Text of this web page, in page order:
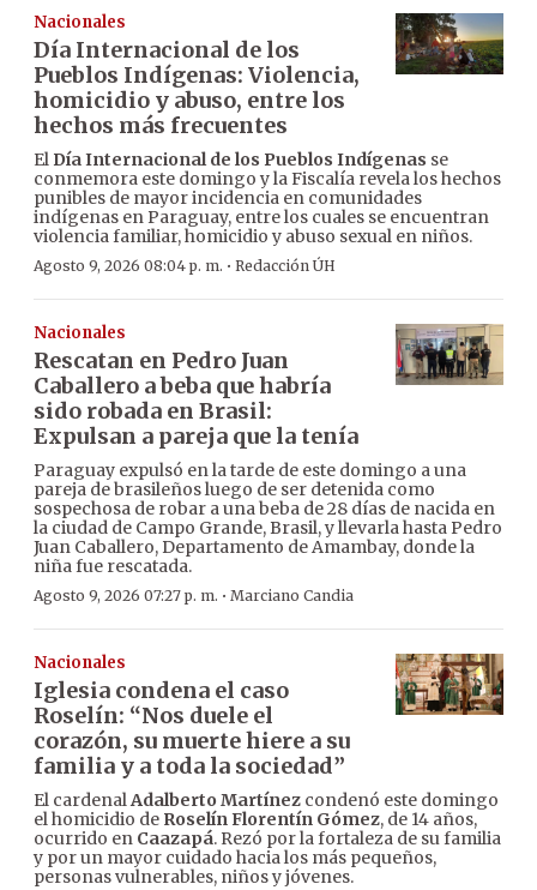
Nacionales
Día Internacional de los
Pueblos Indígenas: Violencia,
homicidio y abuso, entre los
hechos más frecuentes
El Día Internacional de los Pueblos Indígenas se
conmemora este domingo y la Fiscalía revela los hechos
punibles de mayor incidencia en comunidades
indígenas en Paraguay, entre los cuales se encuentran
violencia familiar, homicidio y abuso sexual en niños.
Agosto 9, 2026 08:04 p. m. · Redacción ÚH
Nacionales
Rescatan en Pedro Juan
Caballero a beba que habría
sido robada en Brasil:
Expulsan a pareja que la tenía
Paraguay expulsó en la tarde de este domingo a una
pareja de brasileños luego de ser detenida como
sospechosa de robar a una beba de 28 días de nacida en
la ciudad de Campo Grande, Brasil, y llevarla hasta Pedro
Juan Caballero, Departamento de Amambay, donde la
niña fue rescatada.
Agosto 9, 2026 07:27 p. m. · Marciano Candia
Nacionales
Iglesia condena el caso
Roselín: “Nos duele el
corazón, su muerte hiere a su
familia y a toda la sociedad”
El cardenalAdalberto Martínez condenó este domingo
el homicidio de Roselín Florentín Gómez, de 14 años,
ocurrido en Caazapá. Rezó por la fortaleza de su familia
y por un mayor cuidado hacia los más pequeños,
personas vulnerables, niños y jóvenes.